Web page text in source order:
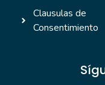
Clausulas de
Consentimiento